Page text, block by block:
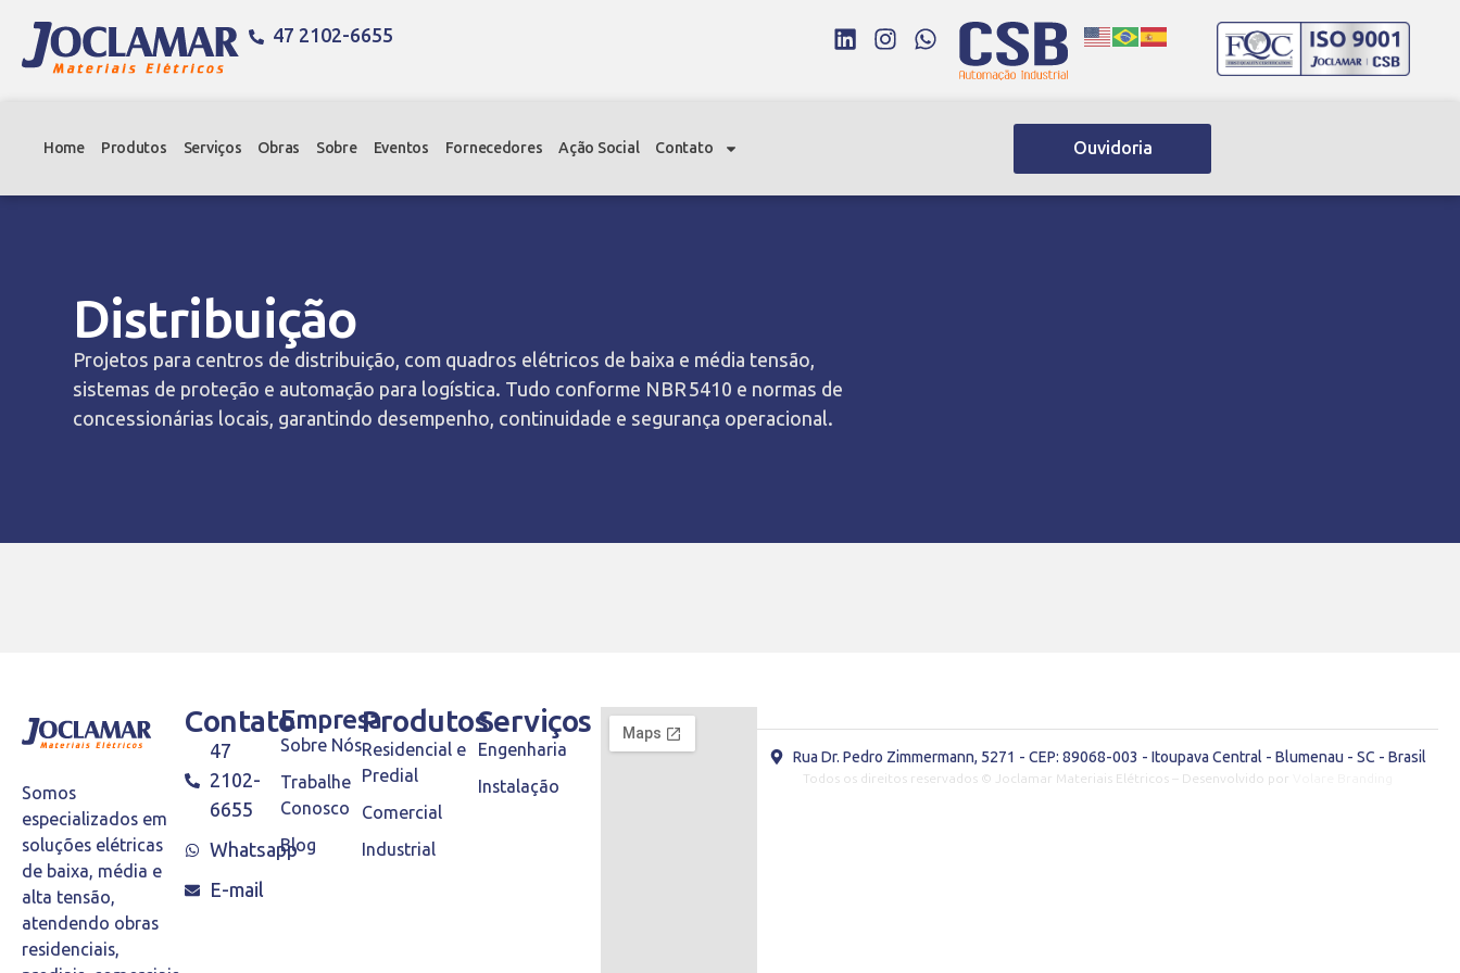
47 2102-6655
Home Produtos Serviços Obras Sobre Eventos Fornecedores Ação Social Contato Ouvidoria
Distribuição
Projetos para centros de distribuição, com quadros elétricos de baixa e média tensão,
sistemas de proteção e automação para logística. Tudo conforme NBR 5410 e normas de
concessionárias locais, garantindo desempenho, continuidade e segurança operacional.
Somos
especializados em
soluções elétricas
de baixa, média e
alta tensão,
atendendo obras
residenciais,
Contato
47
2102-
6655
Whatsapp
E-mail
Empresa
Sobre Nós
Trabalhe
Conosco
Blog
Produtos
Residencial e
Predial
Comercial
Industrial
Serviços
Engenharia
Instalação
Rua Dr. Pedro Zimmermann, 5271 - CEP: 89068-003 - Itoupava Central - Blumenau - SC - Brasil
Todos os direitos reservados © Joclamar Materiais Elétricos – Desenvolvido por